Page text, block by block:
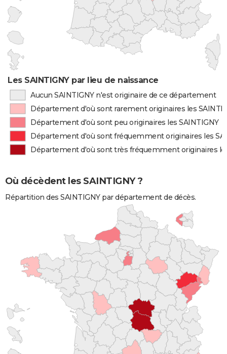
Les SAINTIGNY par lieu de naissance
Aucun SAINTIGNY n'est originaire de ce département
Département d'où sont rarement originaires les
Département d'où sont peu originaires les SAINTIGNY
Département d'où sont fréquemment originaires les
Département d'où sont très fréquemment originaires
Où décèdent les SAINTIGNY ?
Répartition des SAINTIGNY par département de décès.